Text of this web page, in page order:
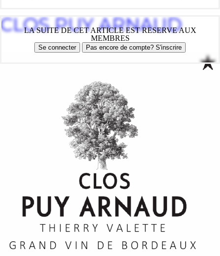
LA SUITE DE CET ARTICLE EST RESERVE AUX
MEMBRES
Se connecter Pas encore de compte? S'inscrire
CLOS PUY ARNAUD